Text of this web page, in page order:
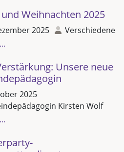
Weihnachten 2025
2025
Verschiedene
Unsere neue
2025
Kirsten Wolf